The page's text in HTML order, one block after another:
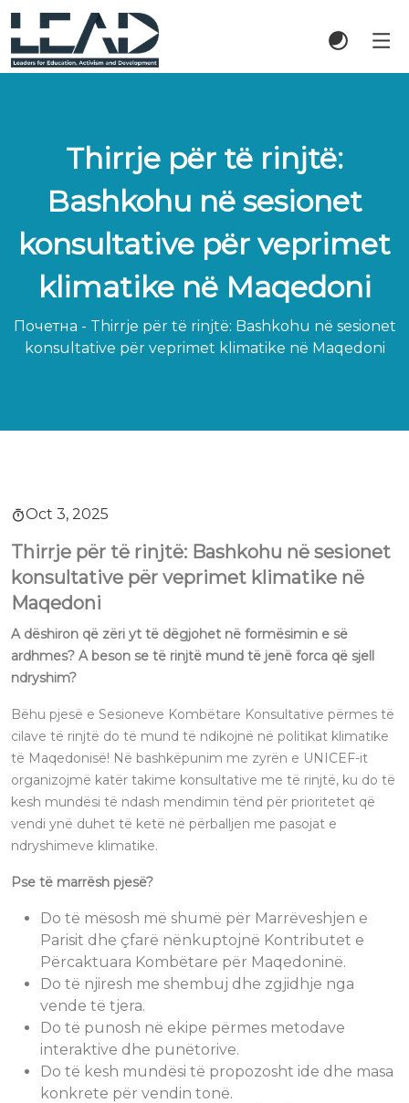
Thirrje për të rinjtë:
Bashkohu në sesionet
konsultative për veprimet
klimatike në Maqedoni
Почетна - Thirrje për të rinjtë: Bashkohu në sesionet
konsultative për veprimet klimatike në Maqedoni
Oct 3, 2025
Thirrje për të rinjtë: Bashkohu në sesionet
konsultative për veprimet klimatike në
Maqedoni
A dëshiron që zëri yt të dëgjohet në formësimin e së
ardhmes? A beson se të rinjtë mund të jenë forca që sjell
ndryshim?
Bëhu pjesë e Sesioneve Kombëtare Konsultative përmes të
cilave të rinjtë do të mund të ndikojnë në politikat klimatike
të Maqedonisë! Në bashkëpunim me zyrën e UNICEF-it
organizojmë katër takime konsultative me të rinjtë, ku do të
kesh mundësi të ndash mendimin tënd për prioritetet që
vendi ynë duhet të ketë në përballjen me pasojat e
ndryshimeve klimatike.
Pse të marrësh pjesë?
Do të mësosh më shumë për Marrëveshjen e
Parisit dhe çfarë nënkuptojnë Kontributet e
Përcaktuara Kombëtare për Maqedoninë.
Do të njiresh me shembuj dhe zgjidhje nga
vende të tjera.
Do të punosh në ekipe përmes metodave
interaktive dhe punëtorive.
Do të kesh mundësi të propozosht ide dhe masa
konkrete për vendin tonë.